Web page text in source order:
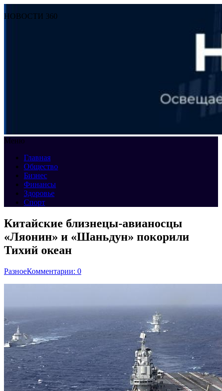
НОВОСТИ 360
Меню
Главная
Общество
Бизнес
Финансы
Здоровье
Спорт
Китайские близнецы-авианосцы
«Ляонин» и «Шаньдун» покорили
Тихий океан
РазноеКомментарии: 0